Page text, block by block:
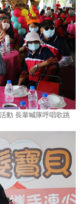
動 長輩喊隊呼唱歌跳